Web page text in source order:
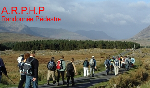
A.R.P.H.P
Randonnée Pédestre